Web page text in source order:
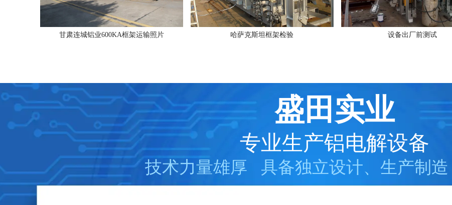
甘肃连城铝业600KA框架运输照片 哈萨克斯坦框架检验 设备出厂前测试
盛田实业
专业生产铝电解设备
技术力量雄厚 具备独立设计、生产制